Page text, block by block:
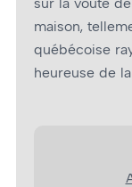
maison,
québécoise
heureuse de